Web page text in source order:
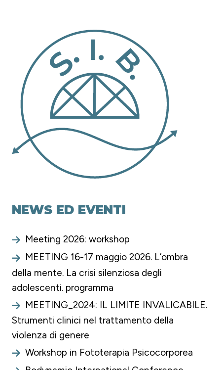
NEWS ED EVENTI
Meeting 2026: workshop
MEETING 16-17 maggio 2026. L’ombra
della mente. La crisi silenziosa degli
adolescenti. programma
MEETING_2024: IL LIMITE INVALICABILE.
Strumenti clinici nel trattamento della
violenza di genere
Workshop in Fototerapia Psicocorporea